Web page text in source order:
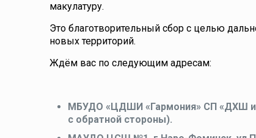
макулатуру.
Это благотворительный сбор с целью
новых территорий.
Ждём вас по следующим адресам:
МБУДО «ЦДШИ «Гармония» СП «ДХШ
с обратной стороны).